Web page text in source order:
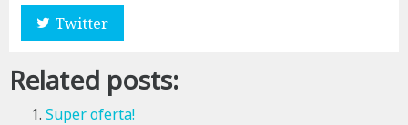
Twitter
Related posts:
Super oferta!